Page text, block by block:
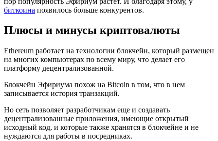
биткоина появилось больше конкурентов.
Плюсы и минусы криптовалюты
Ethereum работает на технологии блокчейн, который размещен
на многих компьютерах по всему миру, что делает его
платформу децентрализованной.
Блокчейн Эфириума похож на Bitcoin в том, что в нем
записывается история транзакций.
Но сеть позволяет разработчикам еще и создавать
децентрализованные приложения, имеющие открытый
исходный код, и которые также хранятся в блокчейне и не
нуждаются для работы в посредниках.